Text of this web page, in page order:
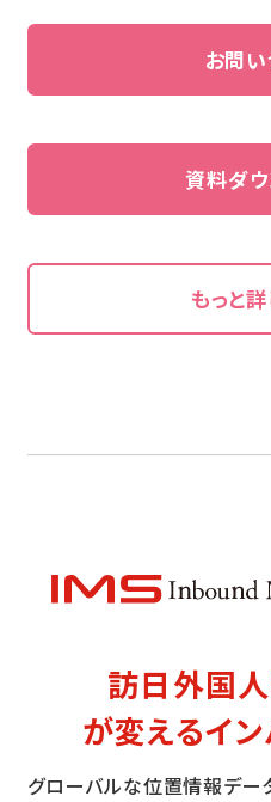
お問
資料ダ
もっと
訪日外国
が変えるイ
グローバルな位置情報デー